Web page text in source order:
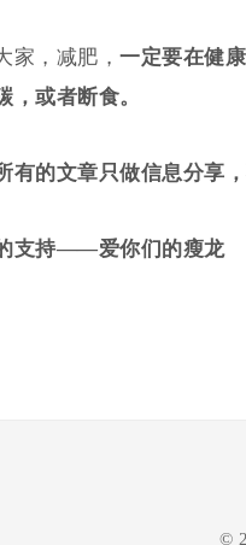
家，减肥， 一定要在健
，或者断食。
有的文章只做信息分享
支持——爱你们的瘦龙
©